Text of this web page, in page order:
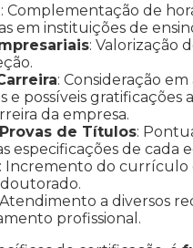
: Complementação de
em instituições de
: Valorização
: Consideração em
possíveis gratificações
da empresa.
de Títulos:
especificações de cada
: Incremento do currículo
a diversos
profissional.